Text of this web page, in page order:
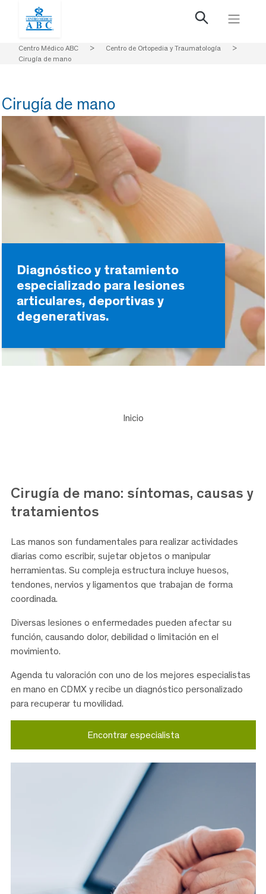
Centro Médico ABC > Centro de Ortopedia y Traumatología
>
Cirugía de mano
Cirugía de mano
Diagnóstico y tratamiento
especializado para lesiones
articulares, deportivas y
degenerativas.
Inicio
Cirugía de mano: síntomas, causas y
tratamientos
Las manos son fundamentales para realizar actividades
diarias como escribir, sujetar objetos o manipular
herramientas. Su compleja estructura incluye huesos,
tendones, nervios y ligamentos que trabajan de forma
coordinada.
Diversas lesiones o enfermedades pueden afectar su
función, causando dolor, debilidad o limitación en el
movimiento.
Agenda tu valoración con uno de los mejores especialistas
en mano en CDMX y recibe un diagnóstico personalizado
para recuperar tu movilidad.
Encontrar especialista